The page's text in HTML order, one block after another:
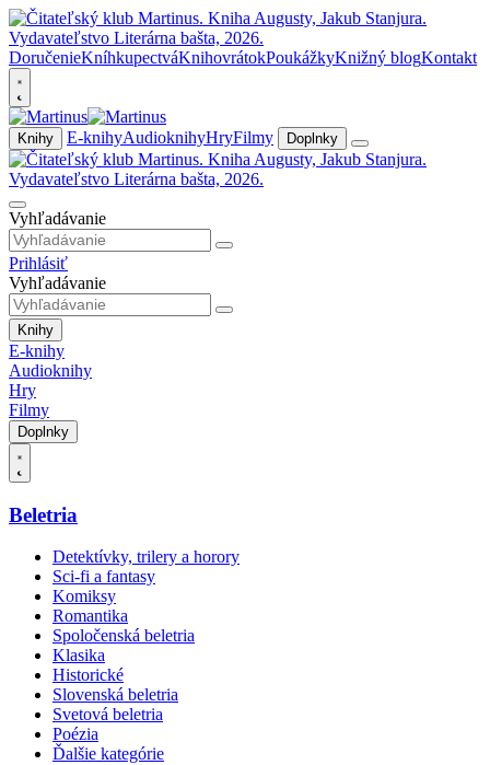
DoručenieKníhkupectváKnihovrátokPoukážkyKnižný blogKontakt
Knihy E-knihyAudioknihyHryFilmy Doplnky
Vyhľadávanie
Prihlásiť
Vyhľadávanie
Knihy
E-knihy
Audioknihy
Hry
Filmy
Doplnky
Beletria
Detektívky, trilery a horory
Sci-fi a fantasy
Komiksy
Romantika
Spoločenská beletria
Klasika
Historické
Slovenská beletria
Svetová beletria
Poézia
Ďalšie kategórie